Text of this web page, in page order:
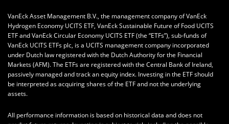
VanEck Asset Management B.V., the management company of VanEck
Hydrogen Economy UCITS ETF, VanEck Sustainable Future of Food UCITS
ETF and VanEck Circular Economy UCITS ETF (the “ETFs”), sub-funds of
VanEck UCITS ETFs plc, is a UCITS management company incorporated
under Dutch law registered with the Dutch Authority for the Financial
Markets (AFM). The ETFs are registered with the Central Bank of Ireland,
passively managed and track an equity index. Investing in the ETF should
be interpreted as acquiring shares of the ETF and not the underlying
assets.
All performance information is based on historical data and does not